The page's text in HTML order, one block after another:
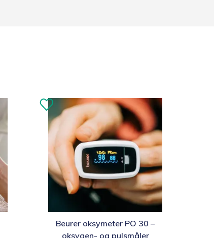
Beurer oksymeter PO 30 –
oksygen- og pulsmåler